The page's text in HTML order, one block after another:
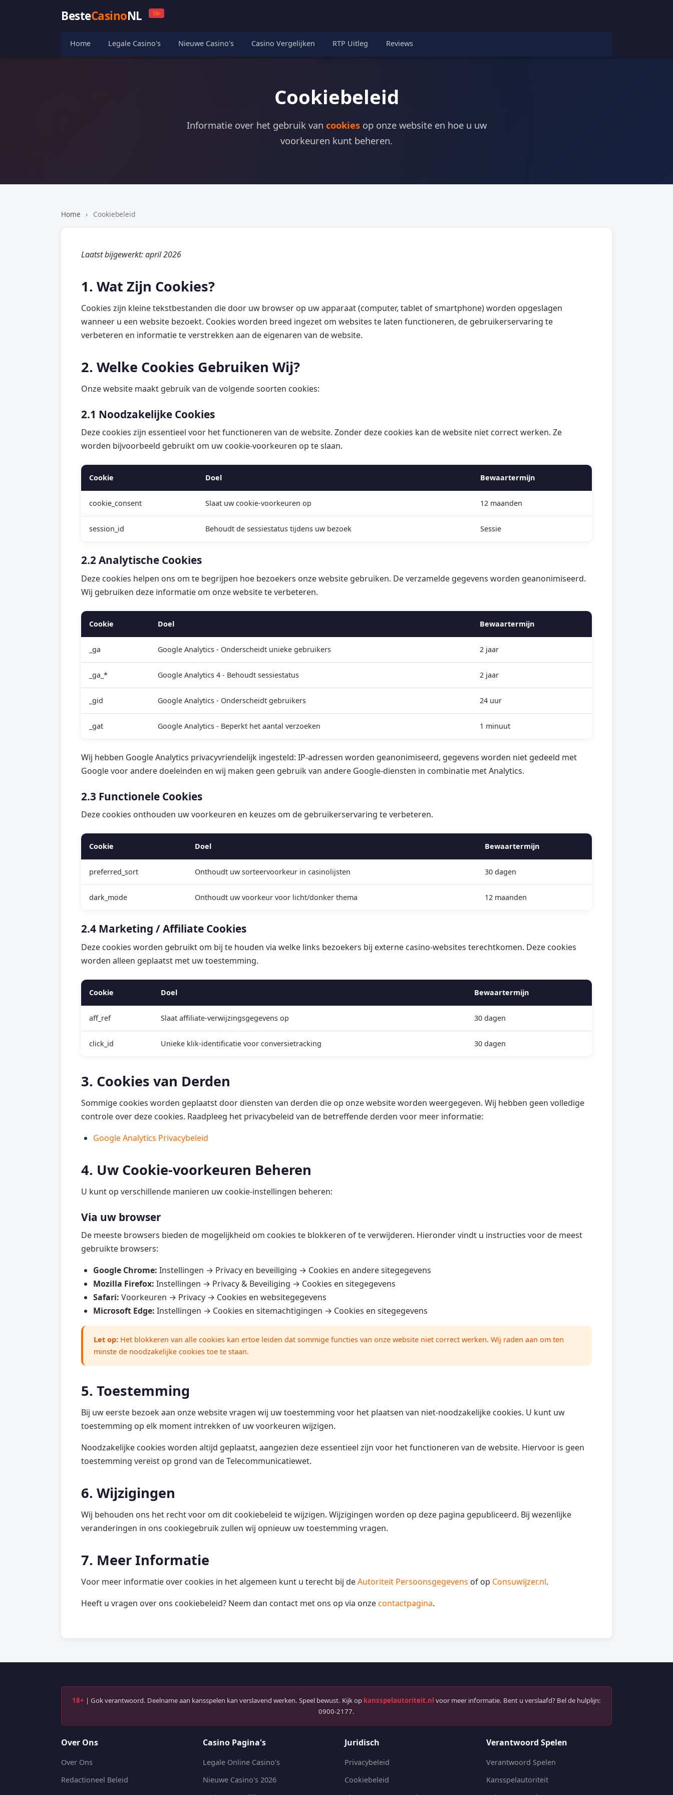
BesteCasinoNL 18+
Home Legale Casino's Nieuwe Casino's Casino Vergelijken RTP Uitleg Reviews
Cookiebeleid
Informatie over het gebruik van cookiesop onze website en hoe u uw
voorkeuren kunt beheren.
Home › Cookiebeleid
Laatst bijgewerkt: april 2026
1. Wat Zijn Cookies?
Cookies zijn kleine tekstbestanden die door uw browser op uw apparaat (computer, tablet of smartphone) worden opgeslagen
wanneer u een website bezoekt. Cookies worden breed ingezet om websites te laten functioneren, de gebruikerservaring te
verbeteren en informatie te verstrekken aan de eigenaren van de website.
2. Welke Cookies Gebruiken Wij?
Onze website maakt gebruik van de volgende soorten cookies:
2.1 Noodzakelijke Cookies
Deze cookies zijn essentieel voor het functioneren van de website. Zonder deze cookies kan de website niet correct werken. Ze
worden bijvoorbeeld gebruikt om uw cookie-voorkeuren op te slaan.
Cookie Doel Bewaartermijn
cookie_consent Slaat uw cookie-voorkeuren op 12 maanden
session_id Behoudt de sessiestatus tijdens uw bezoek Sessie
2.2 Analytische Cookies
Deze cookies helpen ons om te begrijpen hoe bezoekers onze website gebruiken. De verzamelde gegevens worden geanonimiseerd.
Wij gebruiken deze informatie om onze website te verbeteren.
Cookie Doel Bewaartermijn
_ga Google Analytics - Onderscheidt unieke gebruikers 2 jaar
_ga_* Google Analytics 4 - Behoudt sessiestatus 2 jaar
_gid Google Analytics - Onderscheidt gebruikers 24 uur
_gat Google Analytics - Beperkt het aantal verzoeken 1 minuut
Wij hebben Google Analytics privacyvriendelijk ingesteld: IP-adressen worden geanonimiseerd, gegevens worden niet gedeeld met
Google voor andere doeleinden en wij maken geen gebruik van andere Google-diensten in combinatie met Analytics.
2.3 Functionele Cookies
Deze cookies onthouden uw voorkeuren en keuzes om de gebruikerservaring te verbeteren.
Cookie Doel Bewaartermijn
preferred_sort Onthoudt uw sorteervoorkeur in casinolijsten 30 dagen
dark_mode Onthoudt uw voorkeur voor licht/donker thema 12 maanden
2.4 Marketing / Affiliate Cookies
Deze cookies worden gebruikt om bij te houden via welke links bezoekers bij externe casino-websites terechtkomen. Deze cookies
worden alleen geplaatst met uw toestemming.
Cookie Doel Bewaartermijn
aff_ref Slaat affiliate-verwijzingsgegevens op 30 dagen
click_id Unieke klik-identificatie voor conversietracking 30 dagen
3. Cookies van Derden
Sommige cookies worden geplaatst door diensten van derden die op onze website worden weergegeven. Wij hebben geen volledige
controle over deze cookies. Raadpleeg het privacybeleid van de betreffende derden voor meer informatie:
Google Analytics Privacybeleid
4. Uw Cookie-voorkeuren Beheren
U kunt op verschillende manieren uw cookie-instellingen beheren:
Via uw browser
De meeste browsers bieden de mogelijkheid om cookies te blokkeren of te verwijderen. Hieronder vindt u instructies voor de meest
gebruikte browsers:
Google Chrome: Instellingen → Privacy en beveiliging → Cookies en andere sitegegevens
Mozilla Firefox: Instellingen → Privacy & Beveiliging → Cookies en sitegegevens
Safari: Voorkeuren → Privacy → Cookies en websitegegevens
Microsoft Edge: Instellingen → Cookies en sitemachtigingen → Cookies en sitegegevens
Let op:Het blokkeren van alle cookies kan ertoe leiden dat sommige functies van onze website niet correct werken. Wij raden aan om ten
minste de noodzakelijke cookies toe te staan.
5. Toestemming
Bij uw eerste bezoek aan onze website vragen wij uw toestemming voor het plaatsen van niet-noodzakelijke cookies. U kunt uw
toestemming op elk moment intrekken of uw voorkeuren wijzigen.
Noodzakelijke cookies worden altijd geplaatst, aangezien deze essentieel zijn voor het functioneren van de website. Hiervoor is geen
toestemming vereist op grond van de Telecommunicatiewet.
6. Wijzigingen
Wij behouden ons het recht voor om dit cookiebeleid te wijzigen. Wijzigingen worden op deze pagina gepubliceerd. Bij wezenlijke
veranderingen in ons cookiegebruik zullen wij opnieuw uw toestemming vragen.
7. Meer Informatie
Voor meer informatie over cookies in het algemeen kunt u terecht bij deAutoriteit Persoonsgegevens of op Consuwijzer.nl.
Heeft u vragen over ons cookiebeleid? Neem dan contact met ons op via onzecontactpagina.
18+ | Gok verantwoord. Deelname aan kansspelen kan verslavend werken. Speel bewust. Kijk op kansspelautoriteit.nl voor meer informatie. Bent u verslaafd? Bel de hulplijn:
0900-2177.
Over Ons
Over Ons
Redactioneel Beleid
Casino Pagina's
Legale Online Casino's
Nieuwe Casino's 2026
Juridisch
Privacybeleid
Cookiebeleid
Verantwoord Spelen
Verantwoord Spelen
Kansspelautoriteit